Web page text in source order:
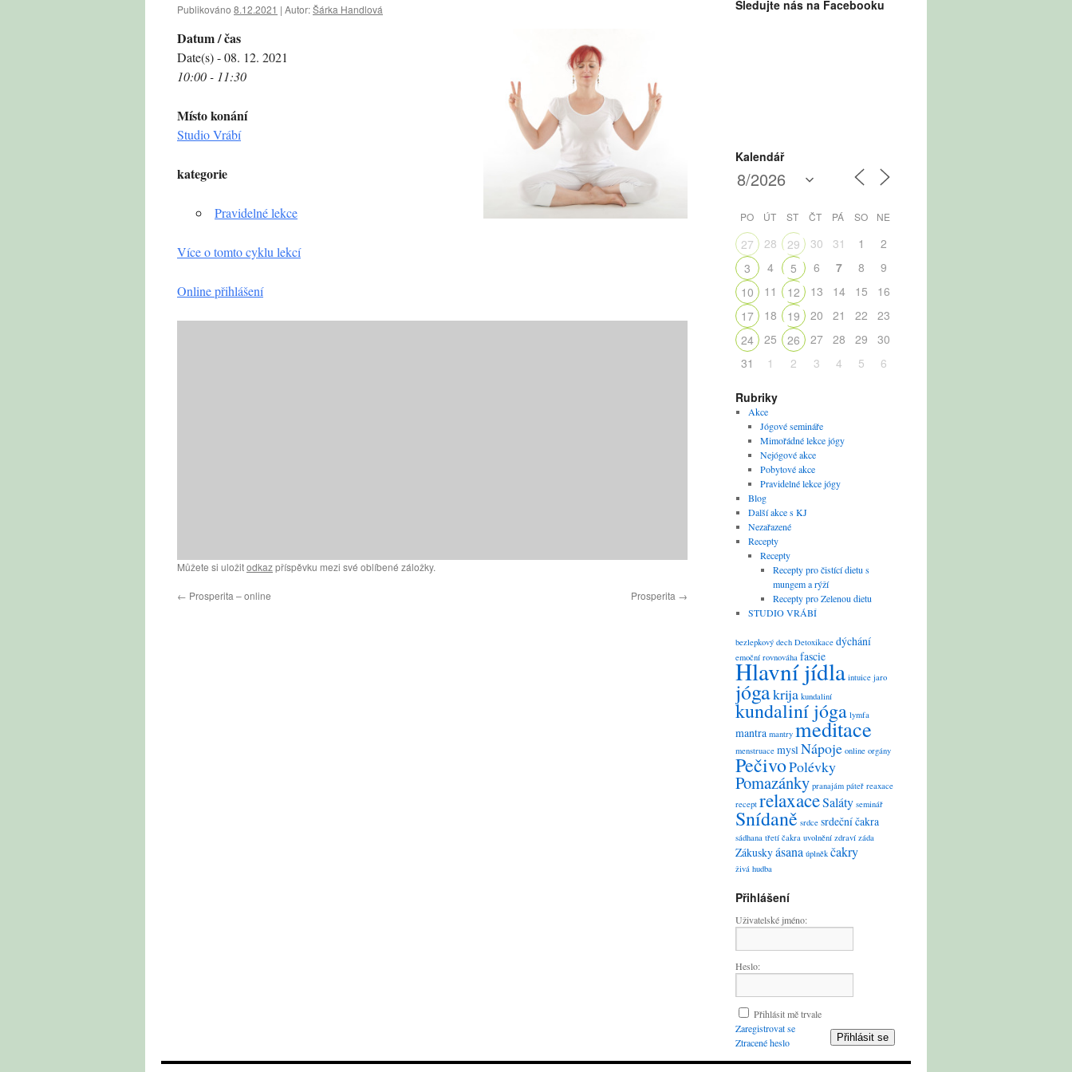
Publikováno 8.12.2021 | Autor:Šárka Handlová
Datum / čas
Date(s) - 08. 12. 2021
10:00 - 11:30
Místo konání
Studio Vrábí
kategorie
Pravidelné lekce
Více o tomto cyklu lekcí
Online přihlášení
Můžete si uložitodkazpříspěvku mezi své oblíbené záložky.
← Prosperita – online Prosperita →
Sledujte nás na Facebooku
Kalendář
PO ÚT ST ČT PÁ SO NE
27 28 29 30 31 1
2
3
4 5 6 7 8
9
10
11 12 13 14 15
16
17
18 19 20 21 22
23
24
25 26 27 28 29
30
31
1 2 3 4 5 6
Rubriky
Akce
Jógové semináře
Mimořádné lekce jógy
Nejógové akce
Pobytové akce
Pravidelné lekce jógy
Blog
Další akce s KJ
Nezařazené
Recepty
Recepty
Recepty pro čistící dietu s
mungem a rýží
Recepty pro Zelenou dietu
STUDIO VRÁBÍ
bezlepkový dech Detoxikace dýchání
emoční rovnováha fascie
Hlavní jídla intuice jaro
jógakrija kundaliní
kundaliní jóga lymfa
mantra mantry meditace
menstruace myslNápoje online orgány
PečivoPolévky
Pomazánky pranajám páteř reaxace
recept relaxaceSaláty seminář
Snídaně srdce srdeční čakra
sádhana třetí čakra uvolnění zdraví záda
Zákuskyásana úplněk čakry
živá hudba
Přihlášení
Uživatelské jméno:
Heslo:
Přihlásit mě trvale
Přihlásit se
Zaregistrovat se
Ztracené heslo